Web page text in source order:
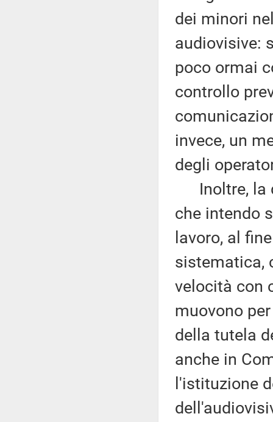
dei minori
audiovisive:
poco ormai
controllo
invece, un
degli
Inoltre, la
che intendo
lavoro, al
sistematica,
velocità con
muovono
della tutela
anche in
l'istituzione